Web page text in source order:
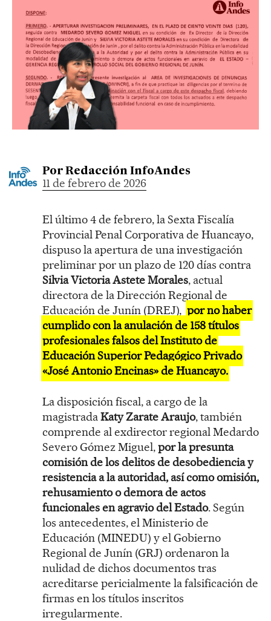
Por Redacción InfoAndes
11 de febrero de 2026
El último 4 de febrero, la Sexta Fiscalía
Provincial Penal Corporativa de Huancayo,
dispuso la apertura de una investigación
preliminar por un plazo de 120 días contra
Silvia Victoria Astete Morales, actual
directora de la Dirección Regional de
Educación de Junín (DREJ), por no haber
cumplido con la anulación de 158 títulos
profesionales falsos del Instituto de
Educación Superior Pedagógico Privado
«José Antonio Encinas» de Huancayo.
La disposición fiscal, a cargo de la
magistradaKaty Zarate Araujo, también
comprende al exdirector regional Medardo
Severo Gómez Miguel,por la presunta
comisión de los delitos de desobediencia y
resistencia a la autoridad, así como omisión,
rehusamiento o demora de actos
funcionales en agravio del Estado. Según
los antecedentes, el Ministerio de
Educación (MINEDU) y el Gobierno
Regional de Junín (GRJ) ordenaron la
nulidad de dichos documentos tras
acreditarse pericialmente la falsificación de
firmas en los títulos inscritos
irregularmente.